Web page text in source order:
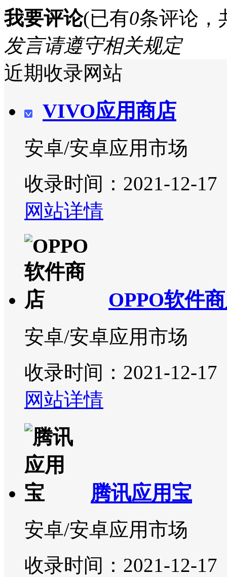
我要评论(已有0条评论，
发言请遵守相关规定
近期收录网站
VIVO应用商店
安卓/安卓应用市场
收录时间：2021-12-17
网站详情
OPPO软件
安卓/安卓应用市场
收录时间：2021-12-17
网站详情
腾讯应用宝
安卓/安卓应用市场
收录时间：2021-12-17